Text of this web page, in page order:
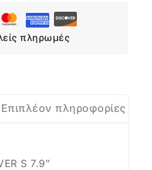
πληρωμές
Επιπλέον πληροφορίες
S 7.9″